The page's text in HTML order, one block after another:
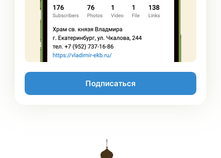
Подписаться